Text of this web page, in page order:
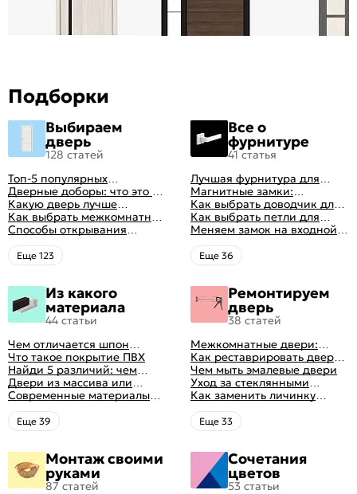
Подборки
Выбираем
дверь
128 статей
Топ-5 популярных
межкомнатных дверей
Дверные доборы: что это и
зачем они нужны
Какую дверь лучше
поставить в ванную
комнату
Как выбрать межкомнатные
двери: какие
межкомнатные двери
лучше
Способы открывания
межкомнатных дверей (с
фото-примерами)
Eще 123
Все о
фурнитуре
41 статья
Лучшая фурнитура для
дверей: как выбрать
правильно
Магнитные замки:
особенности и принцип
работы
Как выбрать доводчик для
входной двери: советы от
профессионалов
Как выбрать петли для
межкомнатных дверей
Меняем замок на входной
двери
Eще 36
Из какого
материала
44 статьи
Чем отличается шпон
натуральный от шпона
файн-лайн
Что такое покрытие ПВХ
Найди 5 различий: чем
отличаются двери пвх от
ламинированных
Двери из массива или
шпона: какие лучше
выбрать
Современные материалы
межкомнатных дверей,
виды межкомнатных
дверей по материалу
Eще 39
Ремонтируем
дверь
38 статей
Межкомнатные двери:
правила ухода
Как реставрировать дверь в
домашних условиях
Чем мыть эмалевые двери
Уход за стеклянными
дверями
Как заменить личинку
замка самостоятельно
Eще 33
Монтаж своими
руками
87 статей
Сочетания
цветов
53 статьи